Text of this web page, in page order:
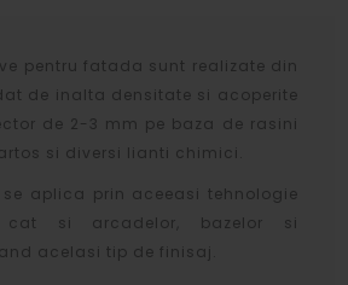
pentru fatada sunt realizate din
de inalta densitate si acoperite
de 2-3 mm pe baza de rasini
si diversi lianti chimici.
aplica prin aceeasi tehnologie
cat si arcadelor, bazelor si
acelasi tip de finisaj.